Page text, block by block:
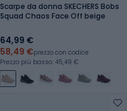
Scarpe da donna SKECHERS Bobs
Squad Chaos Face Off beige
64,99 €
58,49 €prezzo con codice
Prezzo più basso: 45,49 €